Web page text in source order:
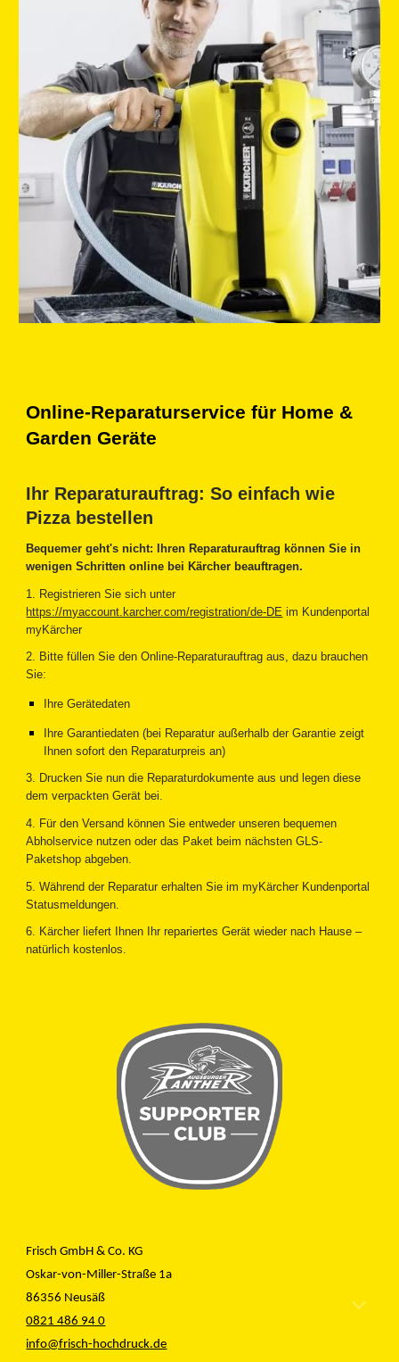
Online-Reparaturservice für Home &
Garden Geräte
Ihr Reparaturauftrag: So einfach wie
Pizza bestellen
Bequemer geht's nicht: Ihren Reparaturauftrag können Sie in
wenigen Schritten online bei Kärcher beauftragen.
1. Registrieren Sie sich unter
https://myaccount.karcher.com/registration/de-DE im Kundenportal
myKärcher
2. Bitte füllen Sie den Online-Reparaturauftrag aus, dazu brauchen
Sie:
Ihre Gerätedaten
Ihre Garantiedaten (bei Reparatur außerhalb der Garantie zeigt
Ihnen sofort den Reparaturpreis an)
3. Drucken Sie nun die Reparaturdokumente aus und legen diese
dem verpackten Gerät bei.
4. Für den Versand können Sie entweder unseren bequemen
Abholservice nutzen oder das Paket beim nächsten GLS-
Paketshop abgeben.
5. Während der Reparatur erhalten Sie im myKärcher Kundenportal
Statusmeldungen.
6. Kärcher liefert Ihnen Ihr repariertes Gerät wieder nach Hause –
natürlich kostenlos.
Frisch GmbH & Co. KG
Oskar-von-Miller-Straße 1a
86356 Neusäß
0821 486 94 0
info@frisch-hochdruck.de